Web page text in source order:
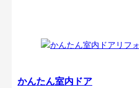
かんたん室内ドア